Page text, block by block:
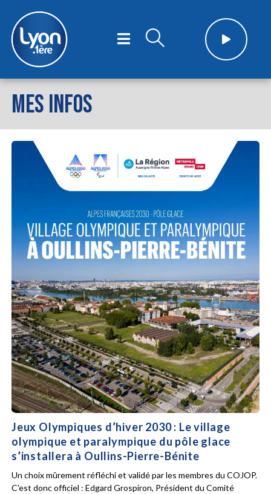
MES INFOS
Jeux Olympiques d’hiver 2030 : Le village
olympique et paralympique du pôle glace
s’installera à Oullins-Pierre-Bénite
Un choix mûrement réfléchi et validé par les membres du COJOP.
C'est donc officiel : Edgard Grospiron, Président du Comité